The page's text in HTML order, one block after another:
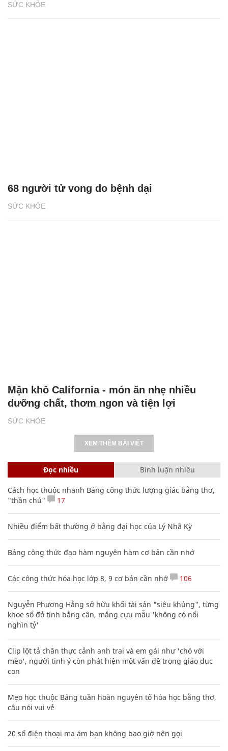
SỨC KHỎE
SỨC KHỎE
68 người tử vong do bệnh dại
SỨC KHỎE
Mận khô California - món ăn nhẹ nhiều
dưỡng chất, thơm ngon và tiện lợi
XEM THÊM BÀI VIẾT
Đọc nhiều Bình luận nhiều
Cách học thuộc nhanh Bảng công thức lượng giác bằng thơ,
"thần chú"
17
Nhiều điểm bất thường ở bằng đại học của Lý Nhã Kỳ
Bảng công thức đạo hàm nguyên hàm cơ bản cần nhớ
Các công thức hóa học lớp 8, 9 cơ bản cần nhớ 106
Nguyễn Phương Hằng sở hữu khối tài sản "siêu khủng", từng
khoe sổ đỏ tính bằng cân, mắng cựu mẫu 'không có nổi
nghìn tỷ'
Clip lột tả chân thực cảnh anh trai và em gái như 'chó với
mèo', người tinh ý còn phát hiện một vấn đề trong giáo dục
con
Mẹo học thuộc Bảng tuần hoàn nguyên tố hóa học bằng thơ,
câu nói vui vẻ
20 số điện thoại ma ám bạn không bao giờ nên gọi